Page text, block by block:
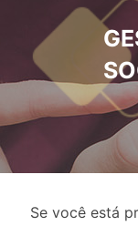
Se você está